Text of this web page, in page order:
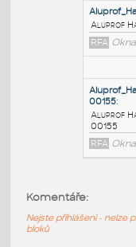
RFA
RFA
RFA
Komentáře:
Nejste přihlášeni - nelze
bloků